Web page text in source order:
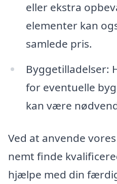
eller ekstra
elementer kan
samlede pris.
Byggetilladelser:
for eventuelle
kan være
Ved at anvende
nemt finde
hjælpe med din